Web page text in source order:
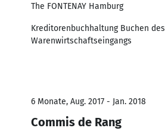
The FONTENAY Hamburg
Kreditorenbuchhaltung Buchen des
Warenwirtschaftseingangs
6 Monate, Aug. 2017 - Jan. 2018
Commis de Rang